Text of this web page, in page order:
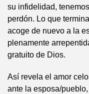
su infidelidad,
perdón. Lo que
acoge de nuevo a la
plenamente
gratuito de Dios.
Así revela el amor
ante la esposa/